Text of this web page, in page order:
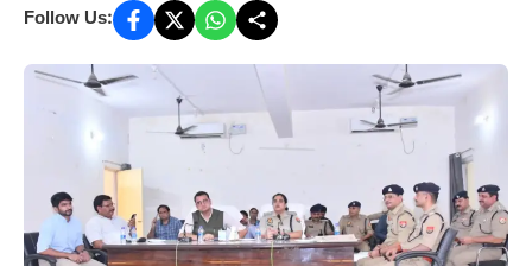
Follow Us: